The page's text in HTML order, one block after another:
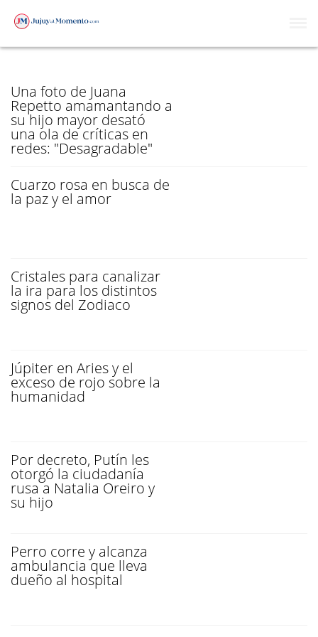
AMOR INCONDICIONAL
Una foto de Juana
Repetto amamantando a
su hijo mayor desató
una ola de críticas en
redes: "Desagradable"
Cuarzo rosa en busca de
la paz y el amor
Cristales para canalizar
la ira para los distintos
signos del Zodiaco
Júpiter en Aries y el
exceso de rojo sobre la
humanidad
Por decreto, Putín les
otorgó la ciudadanía
rusa a Natalia Oreiro y
su hijo
Perro corre y alcanza
ambulancia que lleva
dueño al hospital